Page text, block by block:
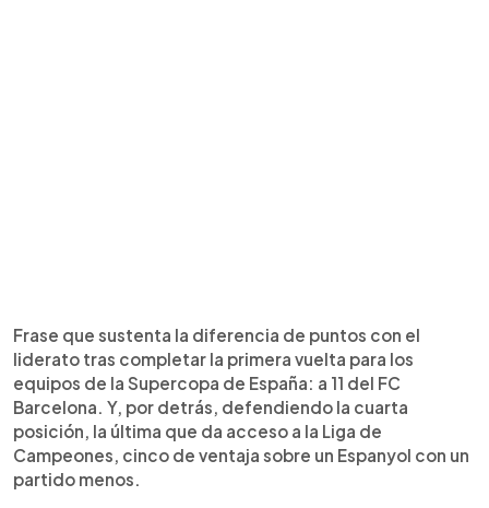
Frase que sustenta la diferencia de puntos con el
liderato tras completar la primera vuelta para los
equipos de la Supercopa de España: a 11 del FC
Barcelona. Y, por detrás, defendiendo la cuarta
posición, la última que da acceso a la Liga de
Campeones, cinco de ventaja sobre un Espanyol con un
partido menos.